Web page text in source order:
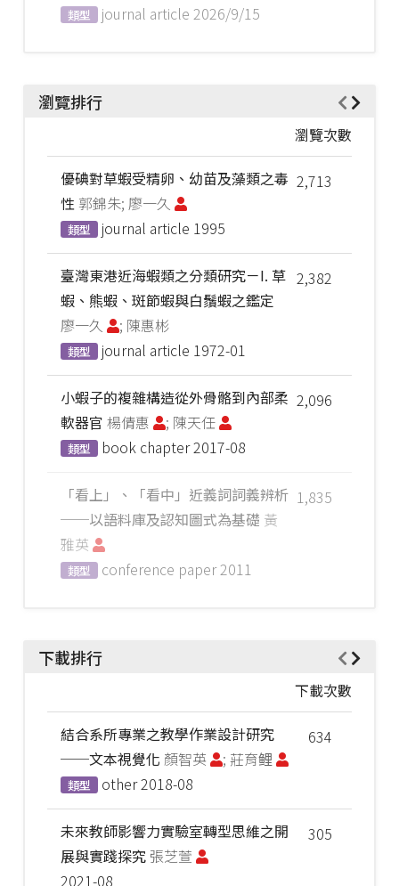
類型 journal article 2026/9/15
瀏覽排行
瀏覽次數
2,713
優碘對草蝦受精卵、幼苗及藻類之毒
性 郭錦朱; 廖一久
類型 journal article 1995
2,382
臺灣東港近海蝦類之分類研究－I. 草
蝦、熊蝦、斑節蝦與白鬚蝦之鑑定
廖一久
; 陳惠彬
類型 journal article 1972-01
2,096
小蝦子的複雜構造從外骨骼到內部柔
軟器官 楊倩惠 ; 陳天任
類型 book chapter2017-08
1,835
「看上」、「看中」近義詞詞義辨析
──以語料庫及認知圖式為基礎 黃
雅英
類型 conference paper2011
下載排行
下載次數
634
結合系所專業之教學作業設計研究
──文本視覺化 顏智英 ; 莊育鲤
類型 other2018-08
305
未來教師影響力實驗室轉型思維之開
展與實踐探究 張芝萱
2021-08